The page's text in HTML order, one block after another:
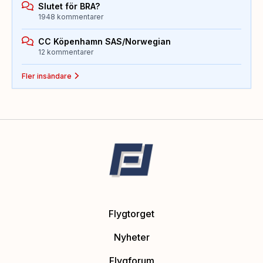
Slutet för BRA?
1948 kommentarer
CC Köpenhamn SAS/Norwegian
12 kommentarer
Fler insändare
Flygtorget
Nyheter
Flygforum